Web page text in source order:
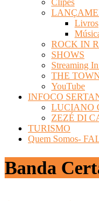
Clipes
Livros
ROCK IN
SHOWS
Streaming
THE
YouTube
INFOCO
LUCIANO
ZEZÉ DI
TURISMO
Quem Somos-
Banda